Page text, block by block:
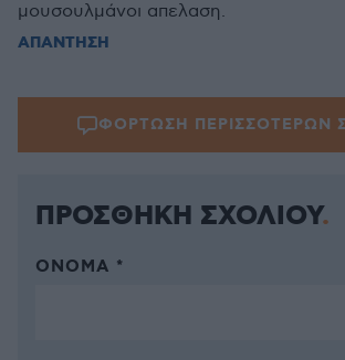
μουσουλμάνοι απελαση.
ΑΠΑΝΤΗΣΗ
ΦΟΡΤΩΣΗ ΠΕΡΙΣΣΟΤΕΡΩΝ
ΠΡΟΣΘΗΚΗ ΣΧΟΛΙΟΥ
ΌΝΟΜΑ *